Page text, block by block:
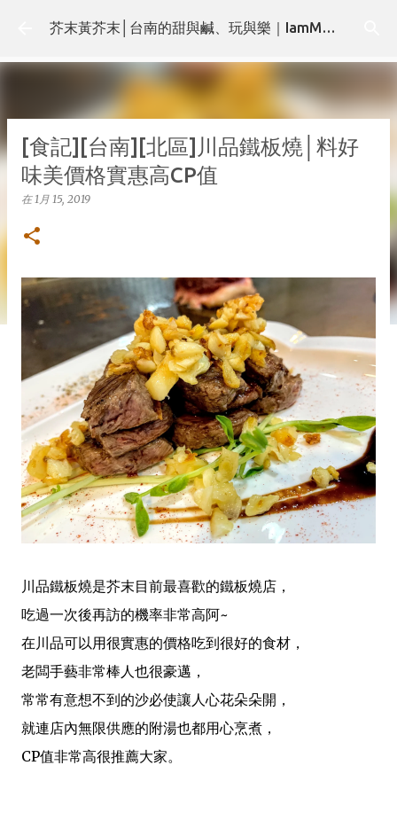
跳至主要內容 芥末黃芥末│台南的甜與鹹、玩與樂｜IamMMMustard.com
[食記][台南][北區]川品鐵板燒│料好
味美價格實惠高CP值
在1月 15, 2019
川品鐵板燒是芥末目前最喜歡的鐵板燒店，
吃過一次後再訪的機率非常高阿~
在川品可以用很實惠的價格吃到很好的食材，
老闆手藝非常棒人也很豪邁，
常常有意想不到的沙必使讓人心花朵朵開，
就連店內無限供應的附湯也都用心烹煮，
CP值非常高很推薦大家。